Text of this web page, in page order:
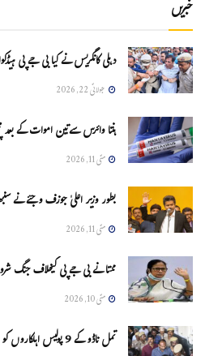
خبریں
دہلی کانگریس نے کیا بی جے پی
جولائی 22, 2026
ہنتا وائرس سےتین اموات کے بعد
مئی 11, 2026
بطور وزیر اعلیٰ جوزف وجئے نے
مئی 11, 2026
ممتا نے بی جے پی کیخلاف جنگ
مئی 10, 2026
تمل ناڈو کے 9 پولیس اہلکاروں کو سزائے موت